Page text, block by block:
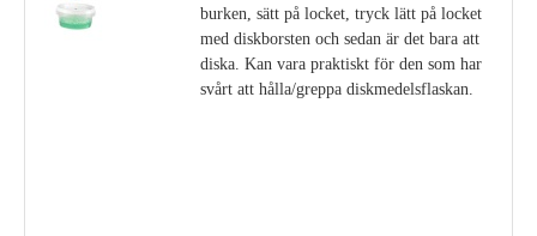
burken, sätt på locket, tryck lätt på locket
med diskborsten och sedan är det bara att
diska. Kan vara praktiskt för den som har
svårt att hålla/greppa diskmedelsflaskan.